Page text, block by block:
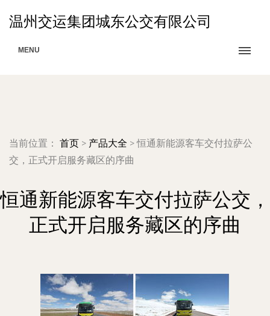
温州交运集团城东公交有限公司
MENU
当前位置： 首页 > 产品大全 > 恒通新能源客车交付拉萨公
交，正式开启服务藏区的序曲
恒通新能源客车交付拉萨公交，
正式开启服务藏区的序曲